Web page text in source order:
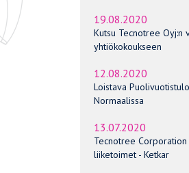
19.08.2020
Kutsu Tecnotree Oyj:n
yhtiökokoukseen
12.08.2020
Loistava
Normaalissa
13.07.2020
Tecnotree Corporation
liiketoimet - Ketkar